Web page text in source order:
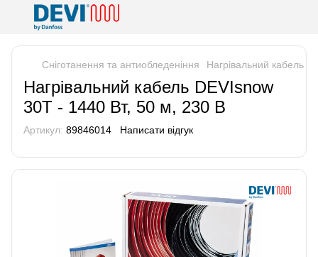
Сніготанення та антиобледеніння Нагрівальний кабель
Нагрівальний кабель DEVIsnow
30T - 1440 Вт, 50 м, 230 В
Артикул: 89846014 Написати відгук